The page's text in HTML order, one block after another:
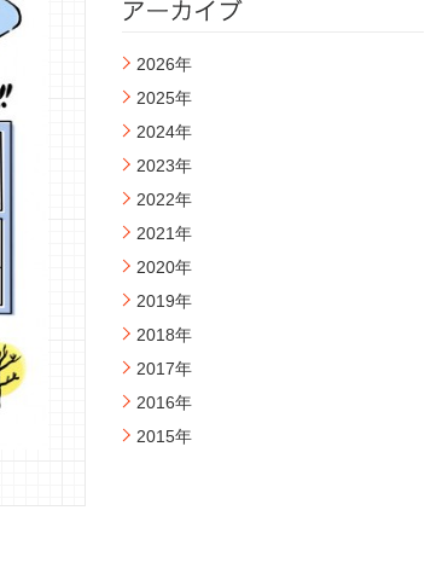
2026年
2025年
2024年
2023年
2022年
2021年
2020年
2019年
2018年
2017年
2016年
2015年